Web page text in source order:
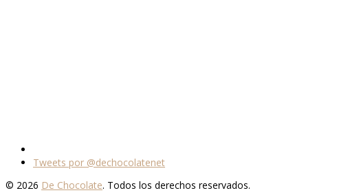
Tweets por @dechocolatenet
© 2026 De Chocolate. Todos los derechos reservados.